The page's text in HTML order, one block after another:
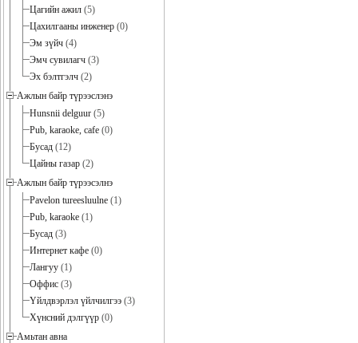
Цагийн ажил (5)
Цахилгааны инженер (0)
Эм зүйч (4)
Эмч сувилагч (3)
Эх бэлтгэлч (2)
Ажлын байр түрээслэнэ
Hunsnii delguur (5)
Pub, karaoke, cafe (0)
Бусад (12)
Цайны газар (2)
Ажлын байр түрээсэлнэ
Pavelon tureesluulne (1)
Pub, karaoke (1)
Бусад (3)
Интернет кафе (0)
Лангуу (1)
Оффис (3)
Үйлдвэрлэл үйлчилгээ (3)
Хүнсний дэлгүүр (0)
Амьтан авна